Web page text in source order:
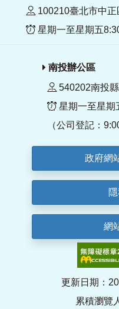
100210臺北市中
星期一至星期五
南投辦公區
540202南投
星期一至星期
（公司登記：
政府網
網
更新日期：
累積瀏覽